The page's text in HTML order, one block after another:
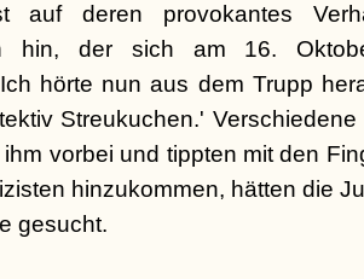
auf deren provokantes
hin, der sich am 16.
hörte nun aus dem Trupp
Streukuchen.'
vorbei und tippten mit den
hinzukommen, hätten die
gesucht.